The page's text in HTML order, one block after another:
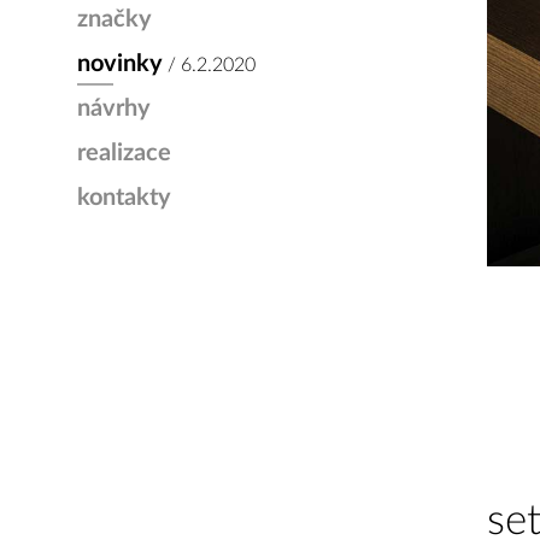
značky
novinky / 6.2.2020
návrhy
realizace
kontakty